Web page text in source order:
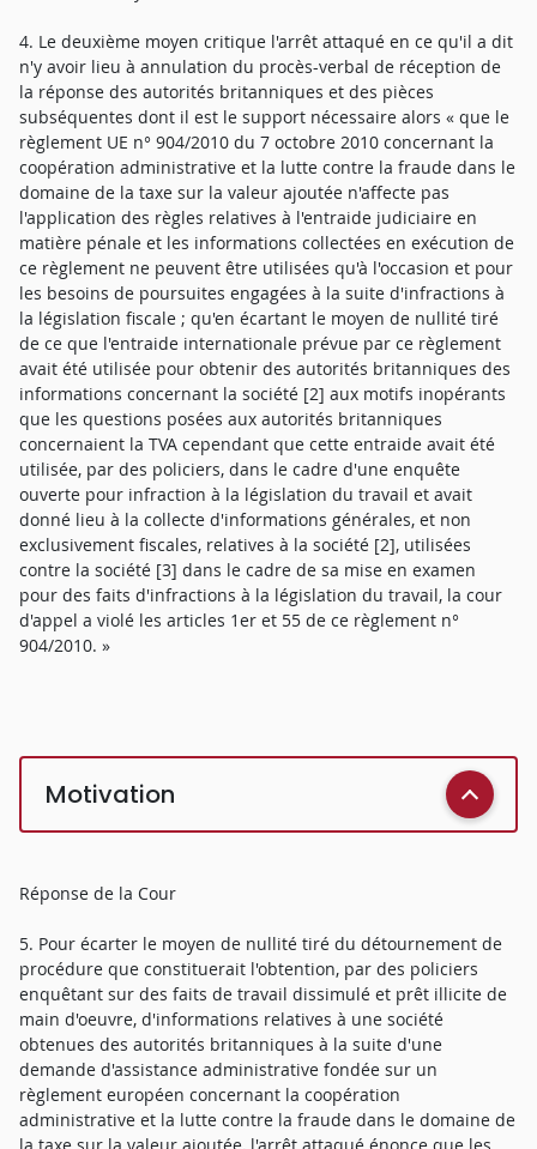
4. Le deuxième moyen critique l'arrêt attaqué en ce qu'il a dit
n'y avoir lieu à annulation du procès-verbal de réception de
la réponse des autorités britanniques et des pièces
subséquentes dont il est le support nécessaire alors « que le
règlement UE n° 904/2010 du 7 octobre 2010 concernant la
coopération administrative et la lutte contre la fraude dans le
domaine de la taxe sur la valeur ajoutée n'affecte pas
l'application des règles relatives à l'entraide judiciaire en
matière pénale et les informations collectées en exécution de
ce règlement ne peuvent être utilisées qu'à l'occasion et pour
les besoins de poursuites engagées à la suite d'infractions à
la législation fiscale ; qu'en écartant le moyen de nullité tiré
de ce que l'entraide internationale prévue par ce règlement
avait été utilisée pour obtenir des autorités britanniques des
informations concernant la société [2] aux motifs inopérants
que les questions posées aux autorités britanniques
concernaient la TVA cependant que cette entraide avait été
utilisée, par des policiers, dans le cadre d'une enquête
ouverte pour infraction à la législation du travail et avait
donné lieu à la collecte d'informations générales, et non
exclusivement fiscales, relatives à la société [2], utilisées
contre la société [3] dans le cadre de sa mise en examen
pour des faits d'infractions à la législation du travail, la cour
d'appel a violé les articles 1er et 55 de ce règlement n°
904/2010. »
Motivation
Réponse de la Cour
5. Pour écarter le moyen de nullité tiré du détournement de
procédure que constituerait l'obtention, par des policiers
enquêtant sur des faits de travail dissimulé et prêt illicite de
main d'oeuvre, d'informations relatives à une société
obtenues des autorités britanniques à la suite d'une
demande d'assistance administrative fondée sur un
règlement européen concernant la coopération
administrative et la lutte contre la fraude dans le domaine de